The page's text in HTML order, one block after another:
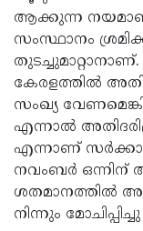
ആക്കുന്ന
സംസ്ഥാനം
കേരളത്തിൽ
സംഖ്യ
എന്നാൽ
എന്നാണ്
നവംബർ ഒന്നിന്
ശതമാനത്തിൽ
നിന്നും